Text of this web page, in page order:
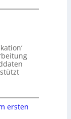
ersten